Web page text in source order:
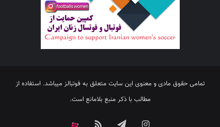
تمامی حقوق مادی و معنوی این سایت متعلق به فوتبالز میباشد. استفاده از
مطالب با ذکر منبع بلامانع است.
اینستاگرامتلگرام خوراک